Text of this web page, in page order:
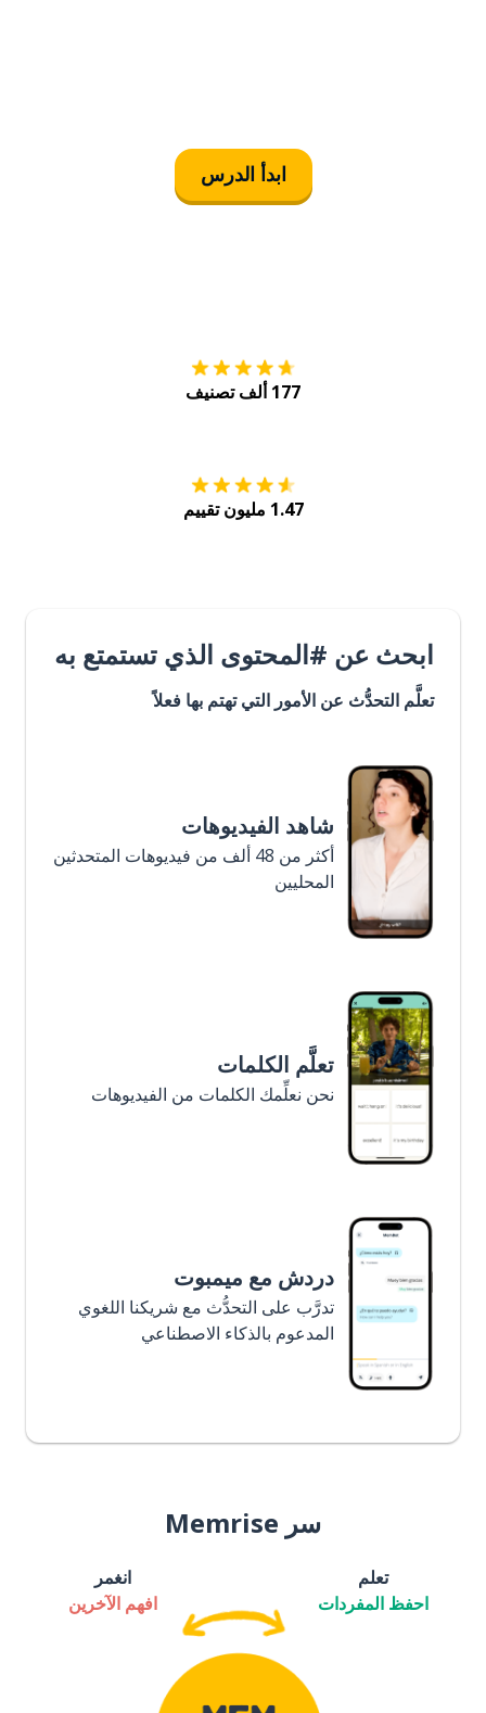
ابدأ الدرس
177 ألف تصنيف
1.47 مليون تقييم
ابحث عن #المحتوى الذي تستمتع به
تعلَّم التحدُّث عن الأمور التي تهتم بها فعلاً
شاهد الفيديوهات
أكثر من 48 ألف من فيديوهات المتحدثين
المحليين
تعلَّم الكلمات
نحن نعلِّمك الكلمات من الفيديوهات
دردش مع ميمبوت
تدرَّب على التحدُّث مع شريكنا اللغوي
المدعوم بالذكاء الاصطناعي
سر Memrise
تعلم
احفظ المفردات
انغمر
افهم الآخرين